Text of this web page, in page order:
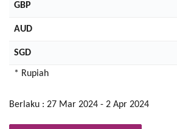
GBP
AUD
SGD
* Rupiah
Berlaku : 27 Mar 2024 - 2 Apr 2024